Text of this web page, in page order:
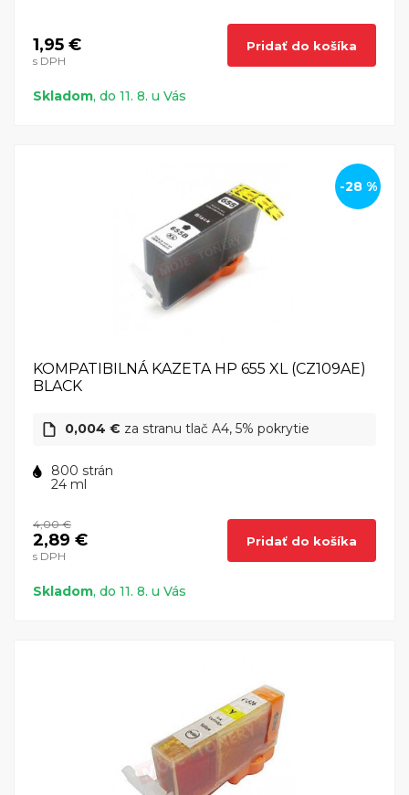
1,95 €
s DPH
Pridať do košíka
Skladom, do 11. 8. u Vás
-28 %
KOMPATIBILNÁ KAZETA HP 655 XL (CZ109AE)
BLACK
0,004 € za stranu tlač A4, 5% pokrytie
800 strán
24 ml
4,00 €
2,89 €
s DPH
Pridať do košíka
Skladom, do 11. 8. u Vás